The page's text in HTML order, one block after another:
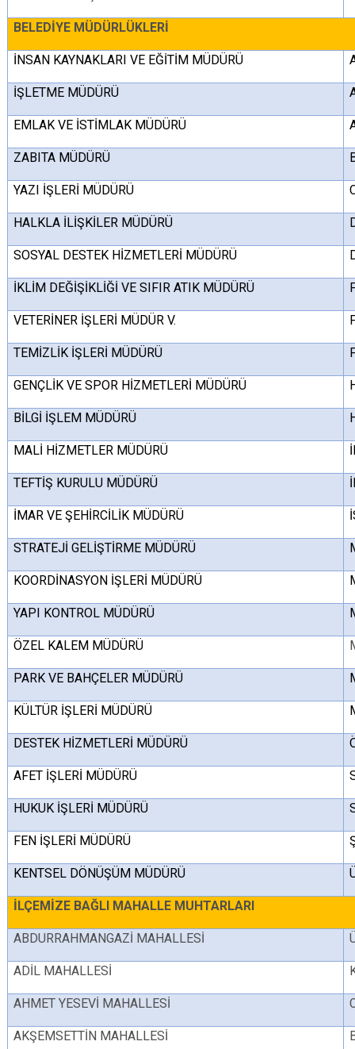
BELEDİYE MÜDÜRLÜKLERİ
İNSAN KAYNAKLARI VE EĞİTİM MÜDÜRÜ
İŞLETME MÜDÜRÜ
EMLAK VE İSTİMLAK MÜDÜRÜ
ZABITA MÜDÜRÜ
YAZI İŞLERİ MÜDÜRÜ
HALKLA İLİŞKİLER MÜDÜRÜ
SOSYAL DESTEK HİZMETLERİ MÜDÜRÜ
İKLİM DEĞİŞİKLİĞİ VE SIFIR ATIK MÜDÜRÜ
VETERİNER İŞLERİ MÜDÜR V.
TEMİZLİK İŞLERİ MÜDÜRÜ
GENÇLİK VE SPOR HİZMETLERİ MÜDÜRÜ
BİLGİ İŞLEM MÜDÜRÜ
MALİ HİZMETLER MÜDÜRÜ
TEFTİŞ KURULU MÜDÜRÜ
İMAR VE ŞEHİRCİLİK MÜDÜRÜ
STRATEJİ GELİŞTİRME MÜDÜRÜ
KOORDİNASYON İŞLERİ MÜDÜRÜ
YAPI KONTROL MÜDÜRÜ
ÖZEL KALEM MÜDÜRÜ
PARK VE BAHÇELER MÜDÜRÜ
KÜLTÜR İŞLERİ MÜDÜRÜ
DESTEK HİZMETLERİ MÜDÜRÜ
AFET İŞLERİ MÜDÜRÜ
HUKUK İŞLERİ MÜDÜRÜ
FEN İŞLERİ MÜDÜRÜ
KENTSEL DÖNÜŞÜM MÜDÜRÜ
İLÇEMİZE BAĞLI MAHALLE MUHTARLARI
ABDURRAHMANGAZİ MAHALLESİ
ADİL MAHALLESİ
AHMET YESEVİ MAHALLESİ
AKŞEMSETTİN MAHALLESİ